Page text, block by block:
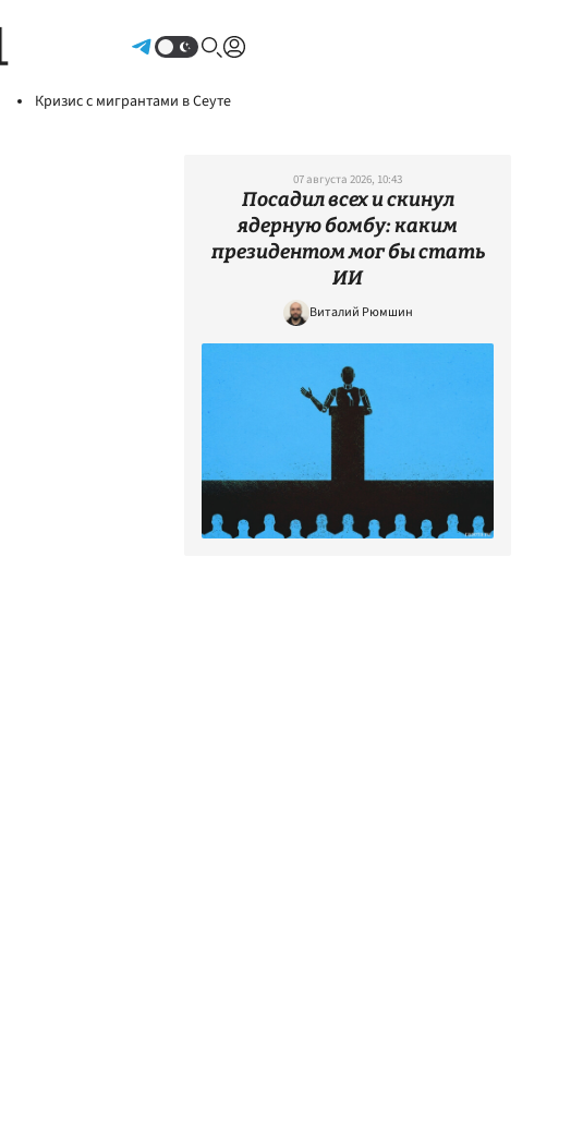
Кризис с мигрантами в Сеуте
07 августа 2026, 10:43
Посадил всех и скинул
ядерную бомбу: каким
президентом мог бы стать
ИИ
Виталий Рюмшин